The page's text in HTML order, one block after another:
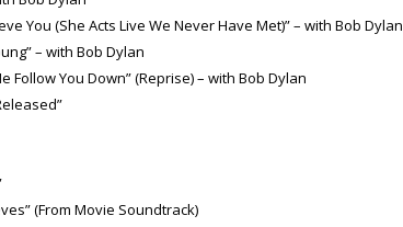
You (She Acts Live We Never Have Met)” – with Bob Dylan
– with Bob Dylan
Follow You Down” (Reprise) – with Bob Dylan
(From Movie Soundtrack)